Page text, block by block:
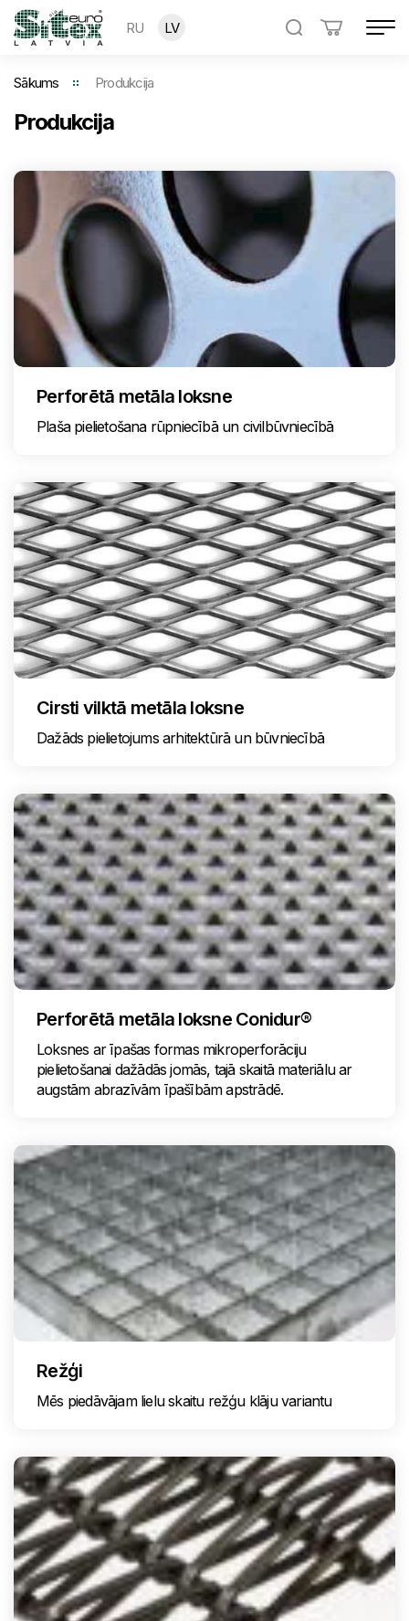
RU LV
Sākums Produkcija
Produkcija
Perforētā metāla loksne
Plaša pielietošana rūpniecībā un civilbūvniecībā
Cirsti vilktā metāla loksne
Dažāds pielietojums arhitektūrā un būvniecībā
Perforētā metāla loksne Conidur®
Loksnes ar īpašas formas mikroperforāciju
pielietošanai dažādās jomās, tajā skaitā materiālu ar
augstām abrazīvām īpašībām apstrādē.
Režģi
Mēs piedāvājam lielu skaitu režģu klāju variantu